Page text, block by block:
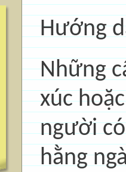
Hướng
Những
xúc
người
hằng